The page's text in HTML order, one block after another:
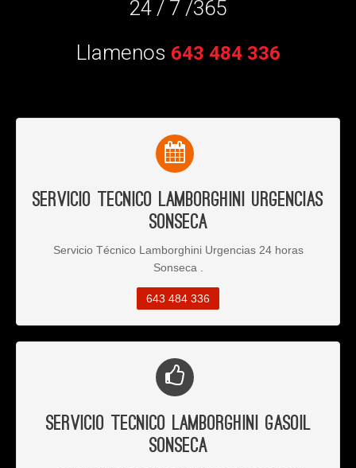
24 / 7 /365
Llamenos 643 484 336
Servicio Tecnico Lamborghini Urgencias
Sonseca
Servicio Técnico Lamborghini Urgencias 24 horas
Sonseca .
643 484 336
Servicio Tecnico Lamborghini Gasoil
Sonseca